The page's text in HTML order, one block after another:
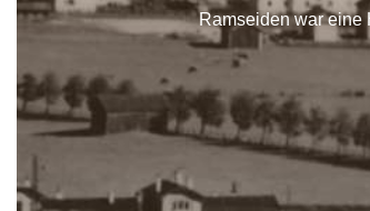
Ramseiden war eine